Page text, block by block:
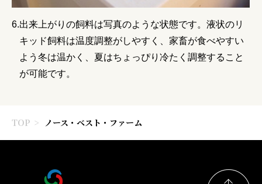
出来上がりの飼料は写真のような状態です。液状のリ
キッド飼料は温度調整がしやすく、家畜が食べやすい
よう冬は温かく、夏はちょっぴり冷たく調整すること
が可能です。
TOP ノース・ベスト・ファーム